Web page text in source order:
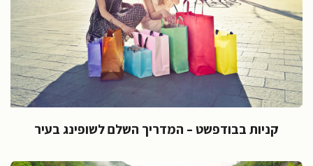
קניות בבודפשט – המדריך השלם לשופינג בעיר